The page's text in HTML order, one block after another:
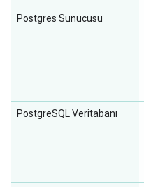
Postgres Sunucusu
PostgreSQL Veritabanı